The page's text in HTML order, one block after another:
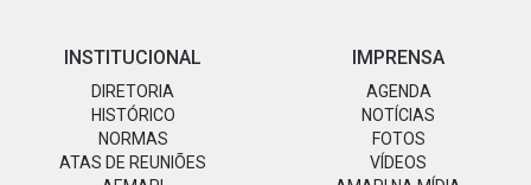
INSTITUCIONAL
DIRETORIA
HISTÓRICO
NORMAS
ATAS DE REUNIÕES
IMPRENSA
AGENDA
NOTÍCIAS
FOTOS
VÍDEOS